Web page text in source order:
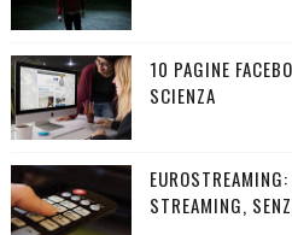
10 PAGINE
SCIENZA
STREAMING,